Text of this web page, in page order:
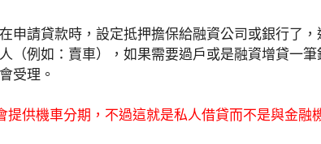
申請貸款時，設定抵押擔保給融資公司或銀行了，
（例如：賣車），如果需要過戶或是融資增貸一筆
受理。
供機車分期，不過這就是私人借貸而不是與金融